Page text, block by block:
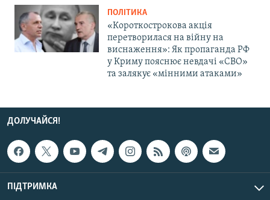
ПОЛІТИКА
«Короткострокова акція
перетворилася на війну на
виснаження»: Як пропаганда РФ
у Криму пояснює невдачі «СВО»
та залякує «мінними атаками»
ДОЛУЧАЙСЯ!
ПІДТРИМКА